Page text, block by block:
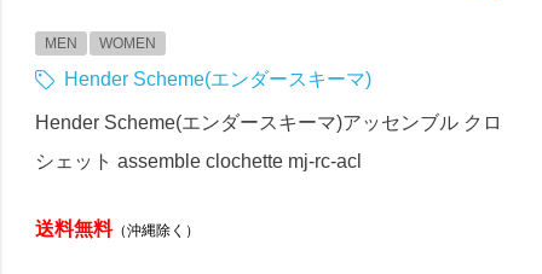
MEN WOMEN
Hender Scheme(エンダースキーマ)
Hender Scheme(エンダースキーマ)アッセンブル クロ
シェット assemble clochette mj-rc-acl
送料無料（沖縄除く）